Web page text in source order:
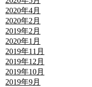
2020年4月
2020年2月
2019年2月
2020年1月
2019年11月
2019年12月
2019年10月
2019年9月